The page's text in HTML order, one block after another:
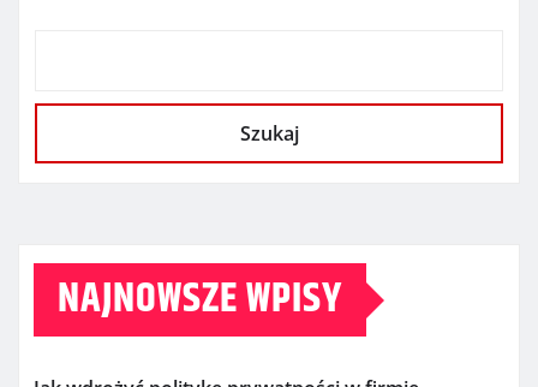
Szukaj
NAJNOWSZE WPISY